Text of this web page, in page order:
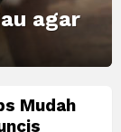
agar
Mudah